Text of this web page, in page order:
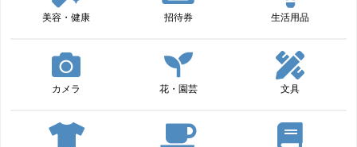
美容・健康 招待券 生活用品
カメラ 花・園芸 文具